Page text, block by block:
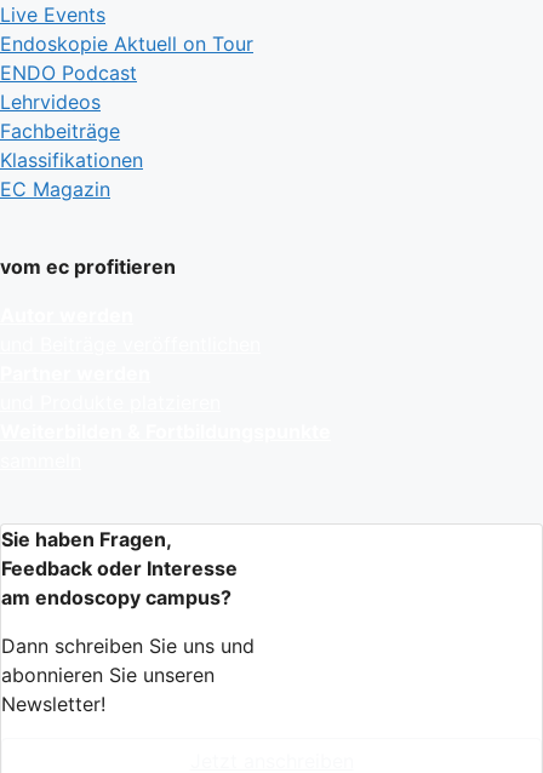
Live Events
Endoskopie Aktuell on Tour
ENDO Podcast
Lehrvideos
Fachbeiträge
Klassifikationen
EC Magazin
vom ec profitieren
Sie haben Fragen,
Feedback oder Interesse
am endoscopy campus?
Dann schreiben Sie uns und
abonnieren Sie unseren
Newsletter!